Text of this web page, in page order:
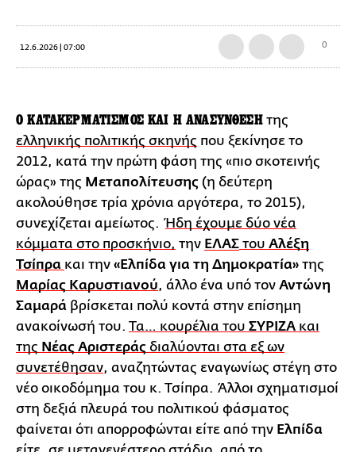
12.6.2026 | 07:00 0
Ο ΚΑΤΑΚΕΡΜΑΤΙΣΜΟΣ ΚΑΙ Η ΑΝΑΣΥΝΘΕΣΗτης
ελληνικής πολιτικής σκηνής που ξεκίνησε το
2012, κατά την πρώτη φάση της «πιο σκοτεινής
ώρας» της Μεταπολίτευσης (η δεύτερη
ακολούθησε τρία χρόνια αργότερα, το 2015),
συνεχίζεται αμείωτος.Ήδη έχουμε δύο νέα
κόμματα στο προσκήνιο, την ΕΛΑΣ του Αλέξη
Τσίπρα και την «Ελπίδα για τη Δημοκρατία» της
Μαρίας Καρυστιανού, άλλο ένα υπό τον Αντώνη
Σαμαρά βρίσκεται πολύ κοντά στην επίσημη
ανακοίνωσή του. Τα… κουρέλια του ΣΥΡΙΖΑ και
της Νέας Αριστεράς διαλύονται στα εξ ων
συνετέθησαν, αναζητώντας εναγωνίως στέγη στο
νέο οικοδόμημα του κ. Τσίπρα. Άλλοι σχηματισμοί
στη δεξιά πλευρά του πολιτικού φάσματος
φαίνεται ότι απορροφώνται είτε από την Ελπίδα